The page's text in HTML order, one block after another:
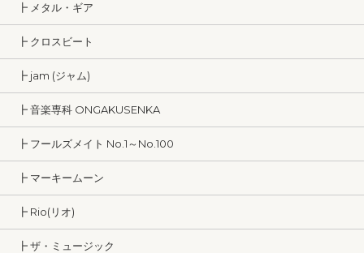
┣ メタル・ギア
┣ クロスビート
┣ jam (ジャム)
┣ 音楽専科 ONGAKUSENKA
┣ フールズメイト No.1～No.100
┣ マーキームーン
┣ Rio(リオ)
┣ ザ・ミュージック